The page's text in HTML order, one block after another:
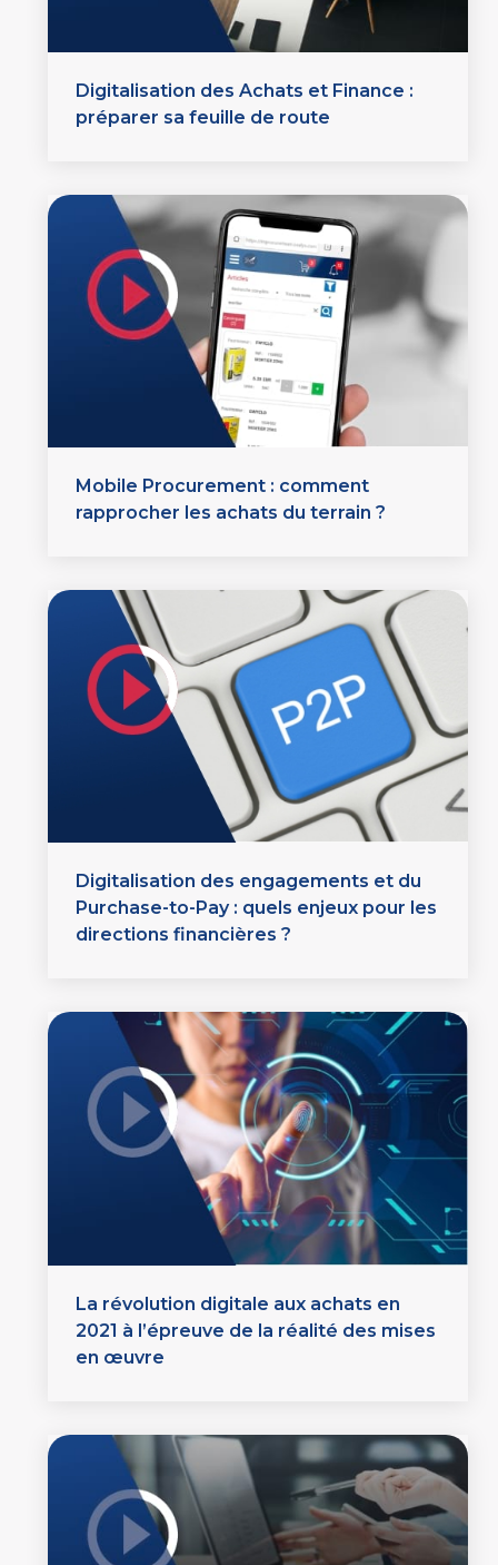
Digitalisation des Achats et Finance :
préparer sa feuille de route
Mobile Procurement : comment
rapprocher les achats du terrain ?
Digitalisation des engagements et du
Purchase-to-Pay : quels enjeux pour les
directions financières ?
La révolution digitale aux achats en
2021 à l’épreuve de la réalité des mises
en œuvre